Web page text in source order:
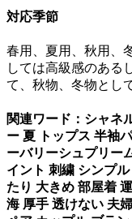
対応季節
春用、夏用、秋用、
しては高級感のある
て、秋物、冬物とし
関連ワード：シャネ
ー 夏 トップス 半袖
ーバリーシュプリー
イント 刺繍 シンプ
たり 大きめ 部屋着
海 厚手 透けない 夫